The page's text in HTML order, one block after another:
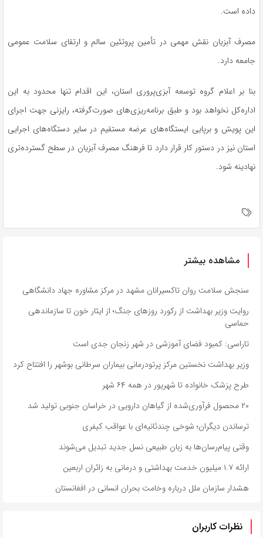
داده است.
مصرف آبزیان نقش مهمی در تأمین پروتئین سالم و ارتقای سلامت عمومی
جامعه دارد.
بنا بر اعلام گروه توسعه آبزی‌پروری استان، این اقدام تنها محدود به این
اداره‌کل نخواهد بود و طبق برنامه‌ریزی‌های صورت‌گرفته، رایزنی جهت اجرای
این پویش و برپایی ایستگاه‌های عرضه مستقیم در سایر دستگاه‌های اجرایی
استان نیز در دستور کار قرار دارد تا فرهنگ مصرف آبزیان در سطح گسترده‌تری
نهادینه شود.
مشاهده بیشتر
سنجش سلامت روان تاکسیرانان مشهد در مرکز مشاوره جهاد دانشگاهی
روایت وزیر بهداشت از رکورد روزهای جنگ؛ از ایثار خون تا سازماندهی
حماسی
تاراسی: کمبود فضای آموزشی در شهر زنجان جدی است
وزیر بهداشت نخستین مرکز پرتودرمانی بیماران سرطانی بوشهر را افتتاح کرد
طرح پزشک خانواده تا شهریور در همه ۶۴ شهر
۲۰ محصول فرآوری‌شده از گیاهان دارویی در خراسان جنوبی تولید شد
ترساندن دیگران؛ شوخی چندثانیه‌ای با عواقب کیفری
وقتی پیام‌رسان‌ها به زبان طبیعی نسل جدید تبدیل می‌شوند
ارائه ۱.۷ میلیون خدمت بهداشتی و درمانی به زائران اربعین
هشدار سازمان ملل درباره وخامت بحران انسانی در افغانستان
نظرات کاربران